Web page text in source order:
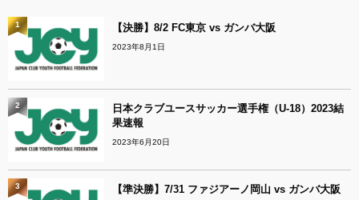
【決勝】8/2 FC東京 vs ガンバ大阪
2023年8月1日
1
日本クラブユースサッカー選手権（U-18）2023結
果速報
2023年6月20日
2
【準決勝】7/31 ファジアーノ岡山 vs ガンバ大阪
3